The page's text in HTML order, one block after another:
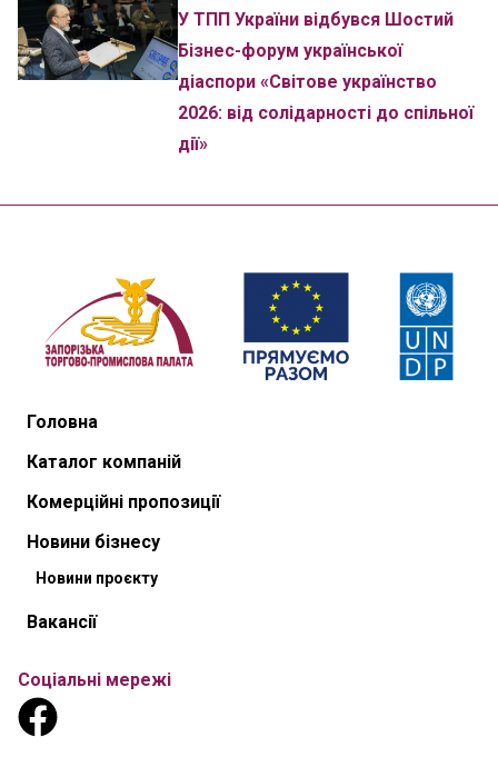
У ТПП України відбувся Шостий
Бізнес-форум української
діаспори «Світове українство
2026: від солідарності до спільної
дії»
Головна
Каталог компаній
Комерційні пропозиції
Новини бізнесу
Новини проєкту
Вакансії
Соціальні мережі